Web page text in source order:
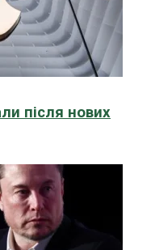
після нових